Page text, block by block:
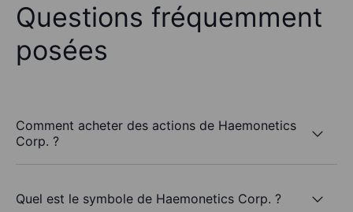
Questions fréquemment
posées
Comment acheter des actions de Haemonetics
Corp. ?
Quel est le symbole de Haemonetics Corp. ?